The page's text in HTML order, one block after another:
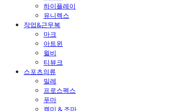
하이플레이
유니렉스
작업&근무복
마크
아트윈
윌비
티뷰크
스포츠의류
밀레
프로스펙스
푸마
켈미 & 조마